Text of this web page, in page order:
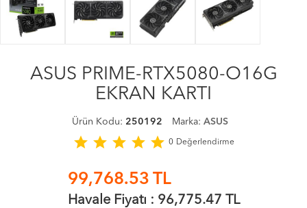
ASUS PRIME-RTX5080-O16G
EKRAN KARTI
Ürün Kodu: 250192 Marka: ASUS
star star star star star 0 Değerlendirme
99,768.53 TL
Havale Fiyatı : 96,775.47 TL